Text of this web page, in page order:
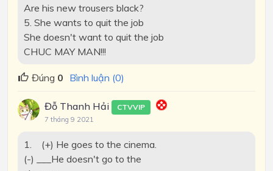
Are his new trousers black?
5. She wants to quit the job
She doesn't want to quit the job
CHUC MAY MAN!!!
Đúng 0 Bình luận (0)
Đỗ Thanh Hải CTVVIP
7 tháng 9 2021
1. (+) He goes to the cinema.
(-) ___He doesn't go to the